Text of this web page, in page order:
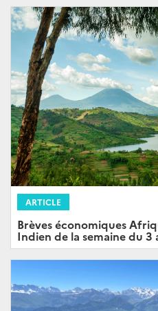
ARTICLE
Brèves économiques
Indien de la semaine du 3